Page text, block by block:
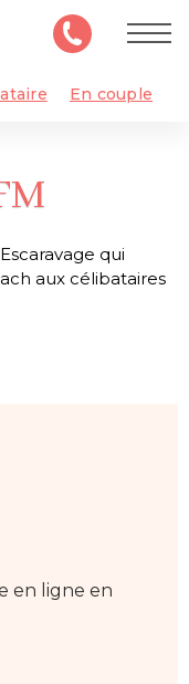
En couple
qui
aux célibataires
en ligne en